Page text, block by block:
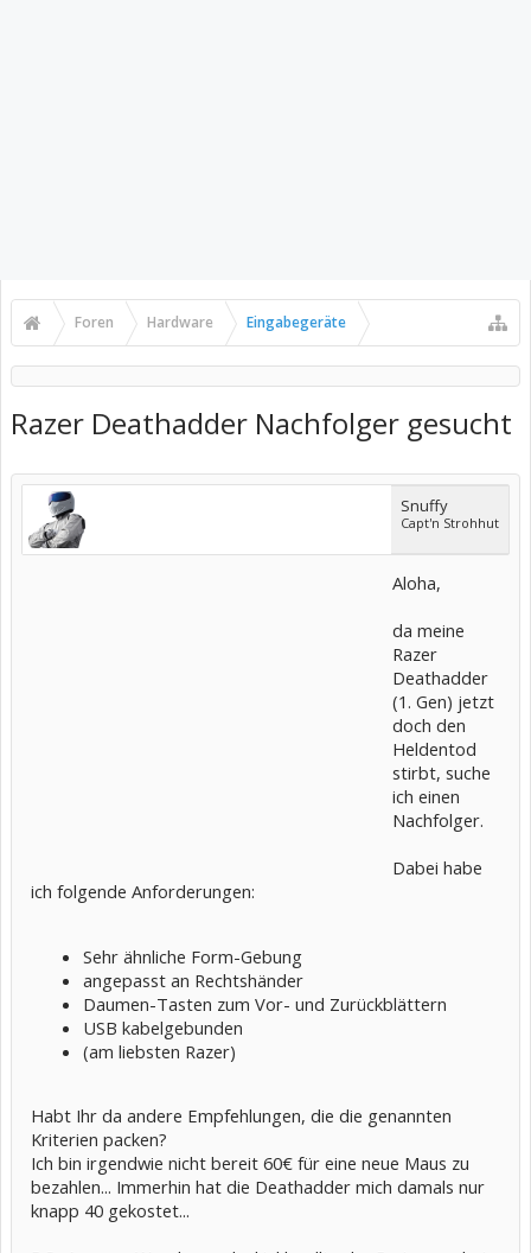
Foren Hardware Eingabegeräte
Razer Deathadder Nachfolger gesucht
Snuffy
Capt'n Strohhut
Aloha,
da meine
Razer
Deathadder
(1. Gen) jetzt
doch den
Heldentod
stirbt, suche
ich einen
Nachfolger.
Dabei habe
ich folgende Anforderungen:
Sehr ähnliche Form-Gebung
angepasst an Rechtshänder
Daumen-Tasten zum Vor- und Zurückblättern
USB kabelgebunden
(am liebsten Razer)
Habt Ihr da andere Empfehlungen, die die genannten
Kriterien packen?
Ich bin irgendwie nicht bereit 60€ für eine neue Maus zu
bezahlen... Immerhin hat die Deathadder mich damals nur
knapp 40 gekostet...